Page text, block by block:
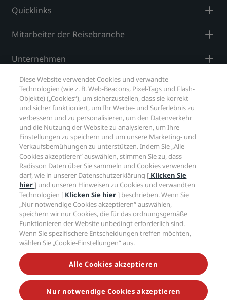
Quicklinks
Mitarbeiter der Reisebranche
Unternehmen
Rechtliches
Hilfe
Soziale Medien
Marken von Radisson Hotels
tiktokinstagram
youtubefacebook
whatsapp
pinterest
threads
twitterlinkedin
VERPASSEN SIE NIEMALS UNSERE BELIEBTESTEN
ANGEBOTE
© 2026 Radisson Hotel Group.Alle Rechte vorbehalten. RHG Radisson
Hotel Group, Radisson, Radisson RED, Radisson Blu, Radisson Collection,
Radisson Individuals, Park Plaza, Park Inn, Country Inn & Suites, Prize by
Diese Website verwendet Cookies und verwandte
Technologien (wie z. B. Web-Beacons, Pixel-Tags und Flash-
Objekte) („Cookies“), um sicherzustellen, dass sie korrekt
und sicher funktioniert, um Ihr Werbe- und Surferlebnis zu
verbessern und zu personalisieren, um den Datenverkehr
und die Nutzung der Website zu analysieren, um Ihre
Einstellungen zu speichern und um unsere Marketing- und
Verkaufsbemühungen zu unterstützen. Indem Sie „Alle
Cookies akzeptieren“ auswählen, stimmen Sie zu, dass
Radisson Daten über Sie sammeln und Cookies verwenden
darf, wie in unserer Datenschutzerklärung [ Klicken Sie
hier] und unseren Hinweisen zu Cookies und verwandten
Technologien [ Klicken Sie hier] beschrieben. Wenn Sie
„Nur notwendige Cookies akzeptieren“ auswählen,
speichern wir nur Cookies, die für das ordnungsgemäße
Funktionieren der Website unbedingt erforderlich sind.
Wenn Sie spezifischere Entscheidungen treffen möchten,
wählen Sie „Cookie-Einstellungen“ aus.
Alle Cookies akzeptieren
Nur notwendige Cookies akzeptieren